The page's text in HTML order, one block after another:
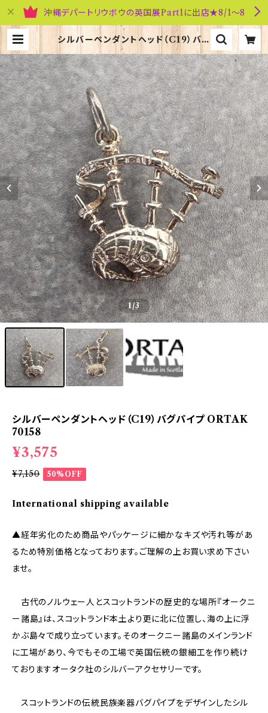
沖縄デパートリウボウの英国展Part1に出店★8/1～8
シルバーペンダントヘッド（C19）バグ
パイプ ORTAK 70158 | 英国雑貨
専門店ブリティッシュ・ライフ
1/3
シルバーペンダントヘッド（C19）バグパイプ ORTAK
70158
¥3,575
¥7,150 50%OFF
International shipping available
▲経年劣化のため商品やパッケージに細かなキズや汚れ等があ
るため特別価格となっております。ご理解の上お買い求め下さい
ませ。
古代のノルウェー人とスコットランドの歴史的な場所『オークニ
ー諸島』は、スコットランド本土より更に北に位置し、海の上に浮
かぶ島々で成り立っています。そのオークニー諸島のメインランド
に工場があり、今でもその工場で英国伝統の銀細工を作り続け
ておりますオータク社のシルバーアクセサリーです。
スコットランドの伝統民族楽器バグパイプをデザインしたシル